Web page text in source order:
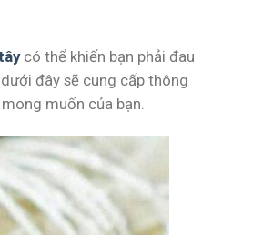
có thể khiến bạn phải đau
đây sẽ cung cấp thông
muốn của bạn.